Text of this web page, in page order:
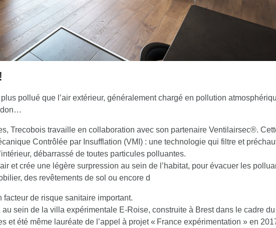
pollué que l’air extérieur, généralement chargé en pollution
Trecobois travaille en collaboration avec son partenaire Ventilairsec®.
Contrôlée par Insufflation (VMI) : une technologie qui filtre et
débarrassé de toutes particules polluantes.
et crée une légère surpression au sein de l’habitat, pour évacuer les
des revêtements de sol ou encore d
facteur de risque sanitaire important.
sein de la villa expérimentale E-Roise, construite à Brest dans le cadre du
et été même lauréate de l’appel à projet « France expérimentation » en